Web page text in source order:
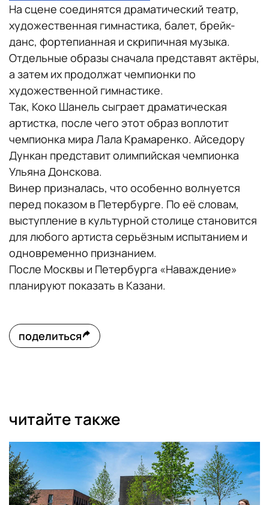
На сцене соединятся драматический театр,
художественная гимнастика, балет, брейк-
данс, фортепианная и скрипичная музыка.
Отдельные образы сначала представят актёры,
а затем их продолжат чемпионки по
художественной гимнастике.
Так, Коко Шанель сыграет драматическая
артистка, после чего этот образ воплотит
чемпионка мира Лала Крамаренко. Айседору
Дункан представит олимпийская чемпионка
Ульяна Донскова.
Винер призналась, что особенно волнуется
перед показом в Петербурге. По её словам,
выступление в культурной столице становится
для любого артиста серьёзным испытанием и
одновременно признанием.
После Москвы и Петербурга «Наваждение»
планируют показать в Казани.
поделиться
читайте также